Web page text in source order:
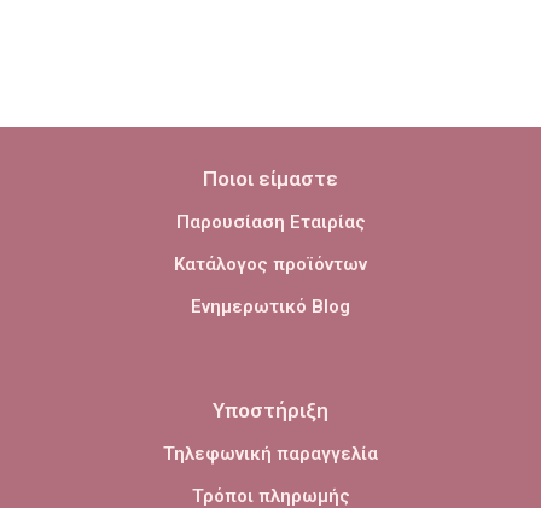
Ποιοι είμαστε
Παρουσίαση Εταιρίας
Κατάλογος προϊόντων
Ενημερωτικό Blog
Υποστήριξη
Τηλεφωνική παραγγελία
Τρόποι πληρωμής